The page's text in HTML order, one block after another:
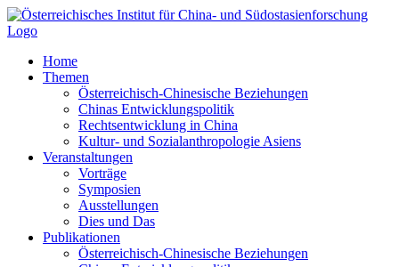
Zum
Inhalt
Home
Themen
Österreichisch-Chinesische Beziehungen
Chinas Entwicklungspolitik
Rechtsentwicklung in China
Kultur- und Sozialanthropologie Asiens
Veranstaltungen
Vorträge
Symposien
Ausstellungen
Dies und Das
Publikationen
Österreichisch-Chinesische Beziehungen